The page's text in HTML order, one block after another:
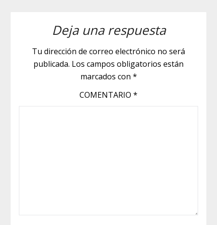
Deja una respuesta
Tu dirección de correo electrónico no será
publicada. Los campos obligatorios están
marcados con *
COMENTARIO *